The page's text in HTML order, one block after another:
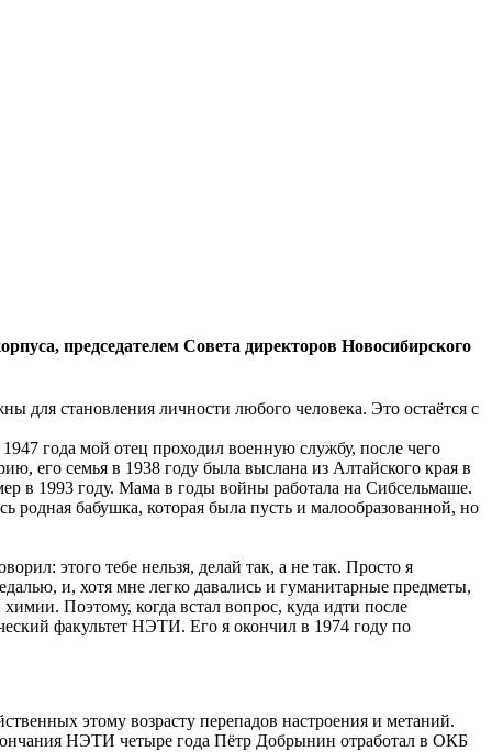
председателем Совета директоров Новосибирского
становления личности любого человека. Это остаётся с
года мой отец проходил военную службу, после чего
его семья в 1938 году была выслана из Алтайского края в
в 1993 году. Мама в годы войны работала на Сибсельмаше.
родная бабушка, которая была пусть и малообразованной, но
этого тебе нельзя, делай так, а не так. Просто я
и, хотя мне легко давались и гуманитарные предметы,
Поэтому, когда встал вопрос, куда идти после
факультет НЭТИ. Его я окончил в 1974 году по
этому возрасту перепадов настроения и метаний.
НЭТИ четыре года Пётр Добрынин отработал в ОКБ